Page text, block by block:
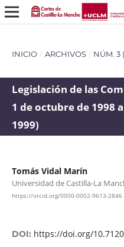
INICIO / ARCHIVOS / NÚM. 3
Legislación de las
1 de octubre de 1998
1999)
Tomás Vidal Marín
Universidad de Castilla-La
https://orcid.org/0000-0002-9613-2846
DOI: https://doi.org/